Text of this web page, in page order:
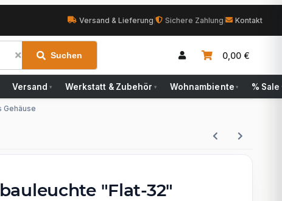
Versand & Lieferung Sichere Zahlung Kontakt
Suchen 0,00 €
Versand ▾ Werkstatt & Zubehör ▾ Wohnambiente ▾ % Sale
Gehäuse
"Flat-32"